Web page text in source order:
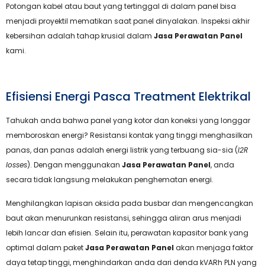
Potongan kabel atau baut yang tertinggal di dalam panel bisa
menjadi proyektil mematikan saat panel dinyalakan. Inspeksi akhir
kebersihan adalah tahap krusial dalam Jasa Perawatan Panel
kami.
Efisiensi Energi Pasca Treatment Elektrikal
Tahukah anda bahwa panel yang kotor dan koneksi yang longgar
memboroskan energi? Resistansi kontak yang tinggi menghasilkan
panas, dan panas adalah energi listrik yang terbuang sia-sia (I2R
losses). Dengan menggunakan Jasa Perawatan Panel, anda
secara tidak langsung melakukan penghematan energi.
Menghilangkan lapisan oksida pada busbar dan mengencangkan
baut akan menurunkan resistansi, sehingga aliran arus menjadi
lebih lancar dan efisien. Selain itu, perawatan kapasitor bank yang
optimal dalam paketJasa Perawatan Panel akan menjaga faktor
daya tetap tinggi, menghindarkan anda dari denda kVARh PLN yang